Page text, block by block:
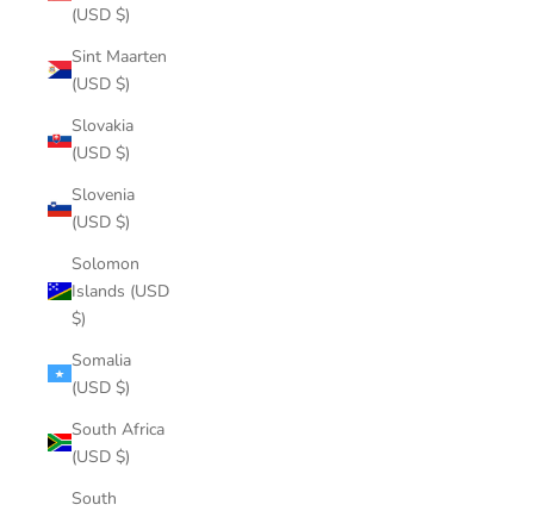
(USD $)
Sint Maarten
(USD $)
Slovakia
(USD $)
Slovenia
(USD $)
Solomon
Islands (USD
$)
Somalia
(USD $)
South Africa
(USD $)
South